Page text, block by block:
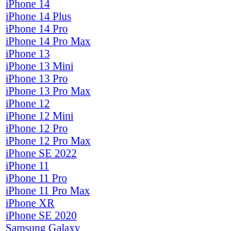
iPhone 14
iPhone 14 Plus
iPhone 14 Pro
iPhone 14 Pro Max
iPhone 13
iPhone 13 Mini
iPhone 13 Pro
iPhone 13 Pro Max
iPhone 12
iPhone 12 Mini
iPhone 12 Pro
iPhone 12 Pro Max
iPhone SE 2022
iPhone 11
iPhone 11 Pro
iPhone 11 Pro Max
iPhone XR
iPhone SE 2020
Samsung Galaxy